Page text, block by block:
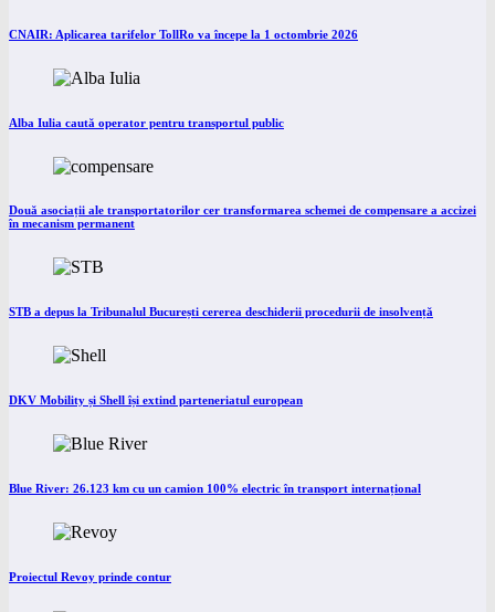
CNAIR: Aplicarea tarifelor TollRo va începe la 1 octombrie 2026
Alba Iulia caută operator pentru transportul public
Două asociații ale transportatorilor cer transformarea schemei de compensare a accizei
în mecanism permanent
STB a depus la Tribunalul București cererea deschiderii procedurii de insolvență
DKV Mobility și Shell își extind parteneriatul european
Blue River: 26.123 km cu un camion 100% electric în transport internațional
Proiectul Revoy prinde contur